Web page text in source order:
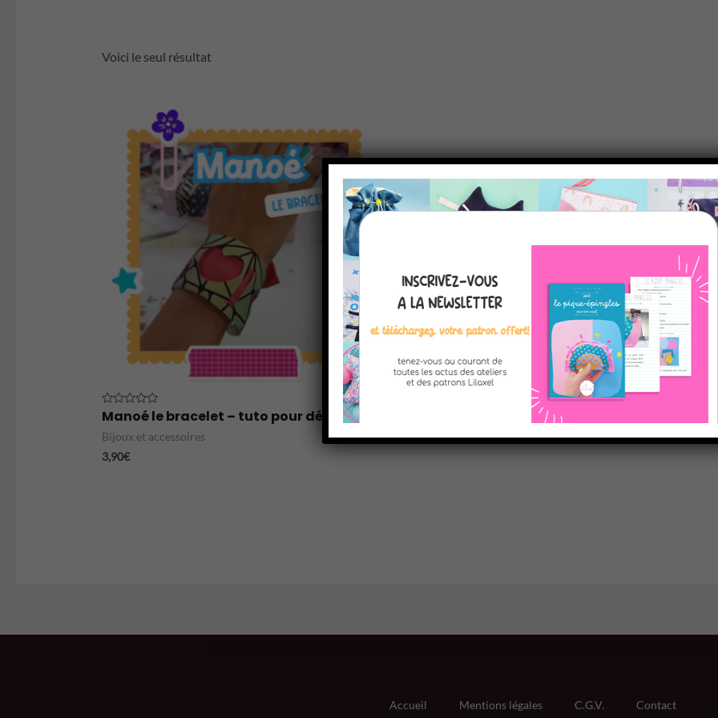
Voici le seul résultat
Note
0
sur
Manoé le bracelet – tuto pour débutant
Bijoux et accessoires
3,90€
Accueil Mentions légales C.G.V. Contact